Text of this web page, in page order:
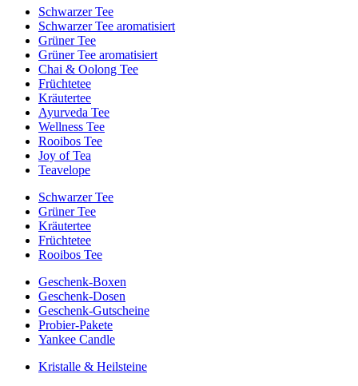
Schwarzer Tee
Schwarzer Tee aromatisiert
Grüner Tee
Grüner Tee aromatisiert
Chai & Oolong Tee
Früchtetee
Kräutertee
Ayurveda Tee
Wellness Tee
Rooibos Tee
Joy of Tea
Teavelope
Schwarzer Tee
Grüner Tee
Kräutertee
Früchtetee
Rooibos Tee
Geschenk-Boxen
Geschenk-Dosen
Geschenk-Gutscheine
Probier-Pakete
Yankee Candle
Kristalle & Heilsteine